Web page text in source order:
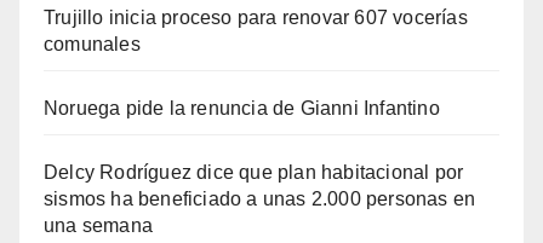
Trujillo inicia proceso para renovar 607 vocerías
comunales
Noruega pide la renuncia de Gianni Infantino
Delcy Rodríguez dice que plan habitacional por
sismos ha beneficiado a unas 2.000 personas en
una semana